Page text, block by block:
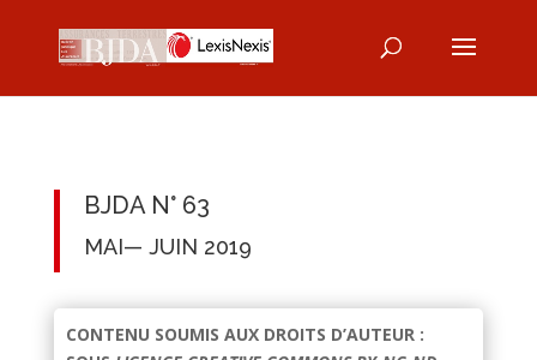
BJDA N° 63
MAI— JUIN 2019
CONTENU SOUMIS AUX DROITS D’AUTEUR :